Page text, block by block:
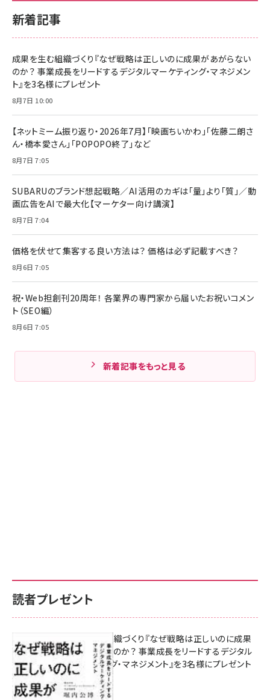
新着記事
成果を生む組織づくり『なぜ戦略は正しいのに成果があがらない
のか？ 事業成長をリードするデジタルマーケティング・マネジメン
ト』を3名様にプレゼント
8月7日 10:00
【ネットミーム振り返り・2026年7月】「映画ちいかわ」「佐藤二朗さ
ん・橋本愛さん」「POPOPO終了」など
8月7日 7:05
SUBARUのブランド想起戦略／AI活用のカギは「量」より「質」／動
画広告をAIで最大化【マーケター向け講演】
8月7日 7:04
価格を伏せて集客する良い方法は？ 価格は必ず記載すべき？
8月6日 7:05
祝・Web担創刊20周年！ 各業界の専門家から届いたお祝いコメン
ト（SEO編）
8月6日 7:05
新着記事をもっと見る
読者プレゼント
成果を生む組織づくり『なぜ戦略は正しいのに成果
があがらないのか？ 事業成長をリードするデジタル
マーケティング・マネジメント』を3名様にプレゼント
8月7日 10:00